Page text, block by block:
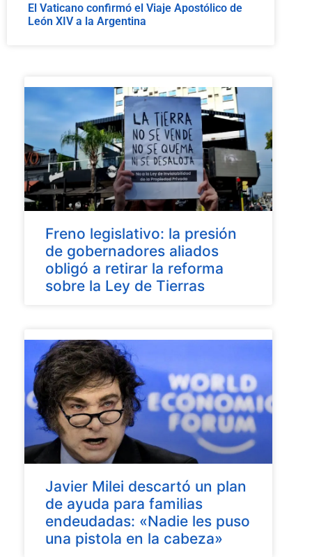
El Vaticano confirmó el Viaje Apostólico de
León XIV a la Argentina
Freno legislativo: la presión
de gobernadores aliados
obligó a retirar la reforma
sobre la Ley de Tierras
Javier Milei descartó un plan
de ayuda para familias
endeudadas: «Nadie les puso
una pistola en la cabeza»